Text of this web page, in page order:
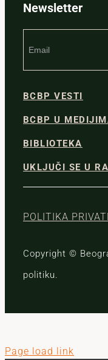
Newsletter
BCBP VESTI
BCBP U
BIBLIOTEKA
UKLJUČI SE U
POLITIKA
Copyright ©
politiku.
Page load link